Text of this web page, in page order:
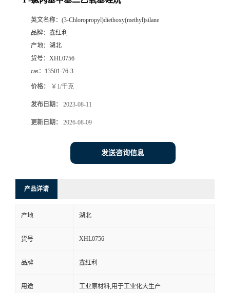
英文名称： (3-Chloropropyl)diethoxy(methyl)silane
品牌： 鑫红利
产地： 湖北
货号： XHL0756
cas： 13501-76-3
价格： ￥1/千克
发布日期： 2023-08-11
更新日期： 2026-08-09
发送咨询信息
产品详请
产地 湖北
货号 XHL0756
品牌 鑫红利
用途 工业原材料,用于工业化大生产